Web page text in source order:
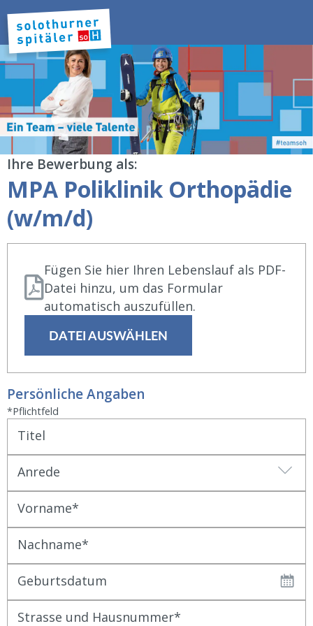
Ihre Bewerbung als:
MPA Poliklinik Orthopädie
(w/m/d)
Fügen Sie hier Ihren Lebenslauf als PDF-
Datei hinzu, um das Formular
automatisch auszufüllen.
DATEI AUSWÄHLEN
Persönliche Angaben
*Pflichtfeld
Titel
Anrede
Vorname
Nachname
Geburtsdatum
Strasse und Hausnummer